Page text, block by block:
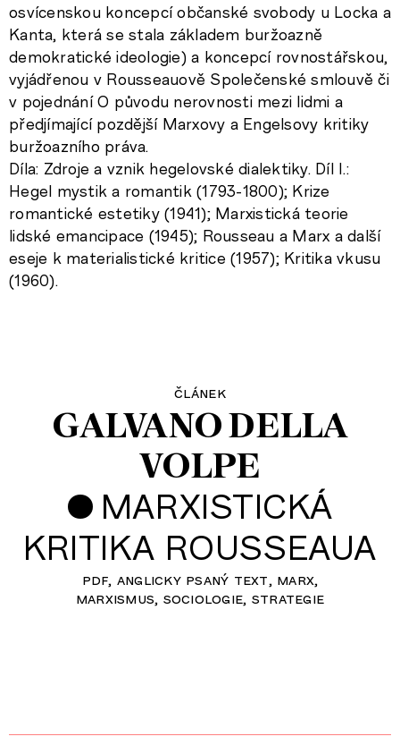
osvícenskou koncepcí občanské svobody u Locka a
Kanta, která se stala základem buržoazně
demokratické ideologie) a koncepcí rovnostářskou,
vyjádřenou v Rousseauově Společenské smlouvě či
v pojednání O původu nerovnosti mezi lidmi a
předjímající pozdější Marxovy a Engelsovy kritiky
buržoazního práva.
Díla: Zdroje a vznik hegelovské dialektiky. Díl I.:
Hegel mystik a romantik (1793-1800); Krize
romantické estetiky (1941); Marxistická teorie
lidské emancipace (1945); Rousseau a Marx a další
eseje k materialistické kritice (1957); Kritika vkusu
(1960).
článek
GALVANO DELLA
VOLPE
• MARXISTICKÁ
KRITIKA ROUSSEAUA
pdf anglicky psaný text marx
marxismus sociologie strategie